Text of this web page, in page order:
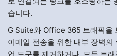
습니다.
G Suite와 Office 365 트래픽을
이메일 전송을 위한 내부 장벽